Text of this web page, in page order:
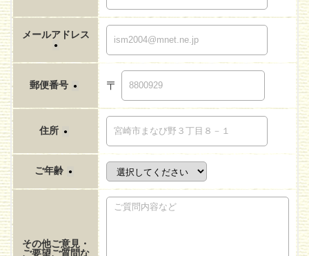
メールアドレス
●
郵便番号 ● 〒
住所 ●
ご年齢 ●
その他ご意見・
ご要望ご質問な